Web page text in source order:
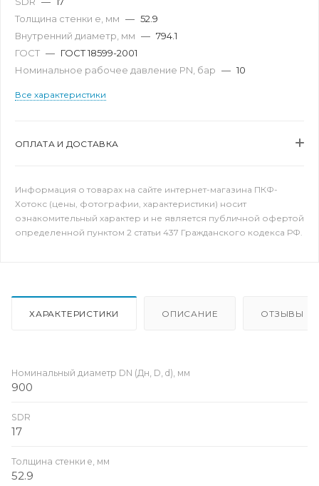
Толщина стенки e, мм — 52.9
Внутренний диаметр, мм — 794.1
ГОСТ — ГОСТ 18599-2001
Номинальное рабочее давление PN, бар — 10
Все характеристики
ОПЛАТА И ДОСТАВКА
Информация о товарах на сайте интернет-магазина ПКФ-
Хотокс (цены, фотографии, характеристики) носит
ознакомительный характер и не является публичной офертой
определенной пунктом 2 статьи 437 Гражданского кодекса РФ.
ХАРАКТЕРИСТИКИ ОПИСАНИЕ ОТЗЫВЫ
Номинальный диаметр DN (Дн, D, d), мм
900
SDR
17
Толщина стенки e, мм
52.9